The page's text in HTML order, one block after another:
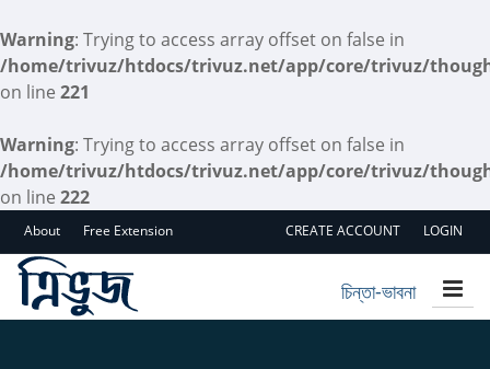
Warning: Trying to access array offset on false in
/home/trivuz/htdocs/trivuz.net/app/core/trivuz/
on line 221
Warning: Trying to access array offset on false in
/home/trivuz/htdocs/trivuz.net/app/core/trivuz/
on line 222
CREATE ACCOUNT LOGIN
About Free Extension
চিন্তা-ভাবনা